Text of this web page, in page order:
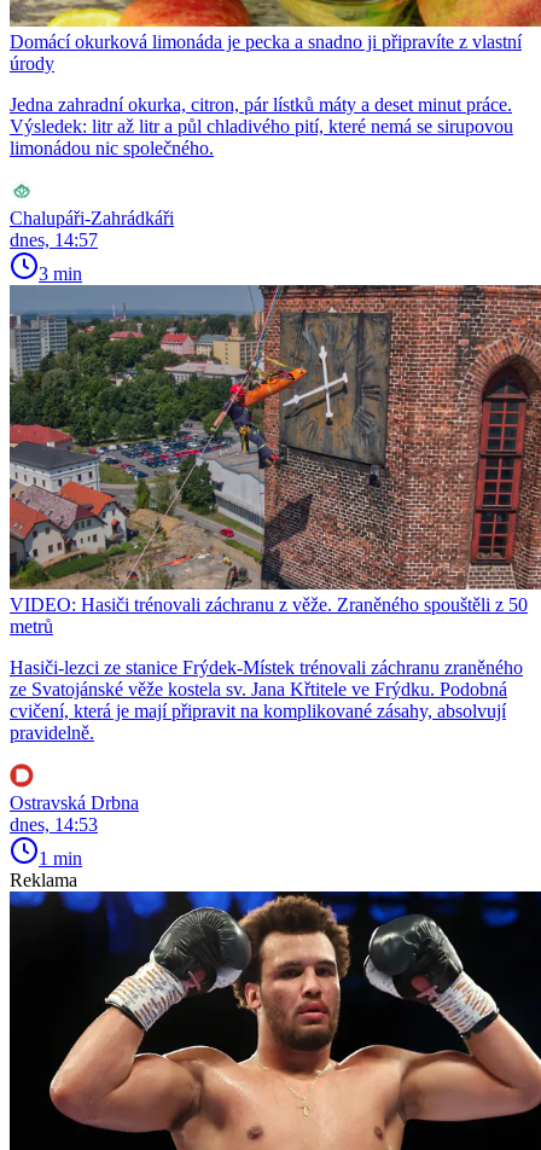
Domácí okurková limonáda je pecka a snadno ji připravíte z vlastní
úrody
Jedna zahradní okurka, citron, pár lístků máty a deset minut práce.
Výsledek: litr až litr a půl chladivého pití, které nemá se sirupovou
limonádou nic společného.
Chalupáři-Zahrádkáři
dnes, 14:57
3 min
VIDEO: Hasiči trénovali záchranu z věže. Zraněného spouštěli z 50
metrů
Hasiči-lezci ze stanice Frýdek-Místek trénovali záchranu zraněného
ze Svatojánské věže kostela sv. Jana Křtitele ve Frýdku. Podobná
cvičení, která je mají připravit na komplikované zásahy, absolvují
pravidelně.
Ostravská Drbna
dnes, 14:53
1 min
Reklama